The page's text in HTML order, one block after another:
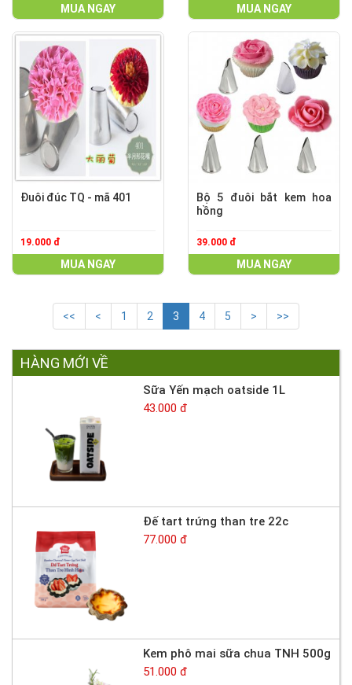
MUA NGAY MUA NGAY
Đuôi đúc TQ - mã 401
19.000 đ
MUA NGAY
Bộ 5 đuôi bắt kem hoa
hồng
39.000 đ
MUA NGAY
<< < 1 2 3 4 5 > >>
HÀNG MỚI VỀ
Sữa Yến mạch oatside 1L
43.000 đ
Đế tart trứng than tre 22c
77.000 đ
Kem phô mai sữa chua TNH 500g
51.000 đ